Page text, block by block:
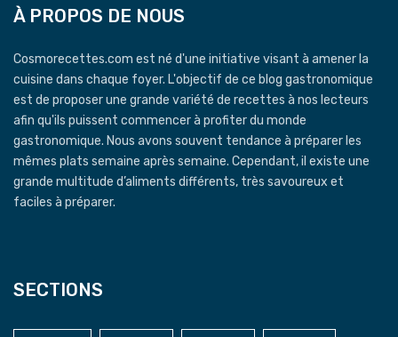
À PROPOS DE NOUS
Cosmorecettes.com est né d'une initiative visant à amener la
cuisine dans chaque foyer. L'objectif de ce blog gastronomique
est de proposer une grande variété de recettes à nos lecteurs
afin qu'ils puissent commencer à profiter du monde
gastronomique. Nous avons souvent tendance à préparer les
mêmes plats semaine après semaine. Cependant, il existe une
grande multitude d’aliments différents, très savoureux et
faciles à préparer.
SECTIONS